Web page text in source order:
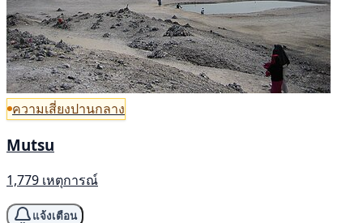
ความเสี่ยงปานกลาง
Mutsu
1,779 เหตุการณ์
แจ้งเตือน